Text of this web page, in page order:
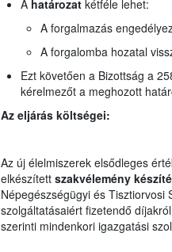
A határozatkétféle lehet:
A forgalmazás
A forgalomba hozatal
Ezt követően a Bizottság a
kérelmezőt a meghozott
Az eljárás költségei:
Az új élelmiszerek elsődleges
elkészített szakvélemény
Népegészségügyi és Tisztiorvosi
szolgáltatásaiért fizetendő
szerinti mindenkori igazgatási